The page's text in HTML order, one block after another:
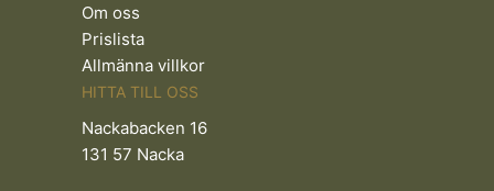
HITTA TILL OSS
Nackabacken 16
131 57 Nacka
Om oss
Prislista
Allmänna villkor